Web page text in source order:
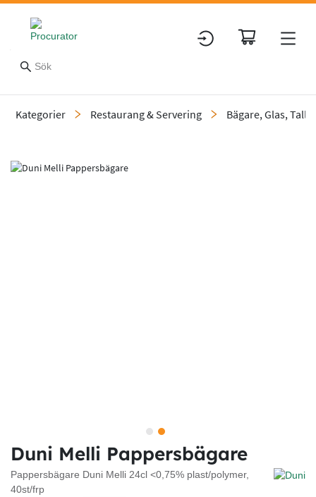
Kategorier Restaurang & Servering Bägare, Glas,
Slide 2 of 2
Duni Melli Pappersbägare
Pappersbägare Duni Melli 24cl <0,75% plast/polymer,
40st/frp